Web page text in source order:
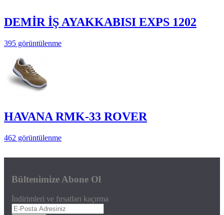
DEMİR İŞ AYAKKABISI EXPS 1202
395 görüntülenme
HAVANA RMK-33 ROVER
462 görüntülenme
Bültenimize Abone Ol
İndirimleri ve fırsatları kaçırma